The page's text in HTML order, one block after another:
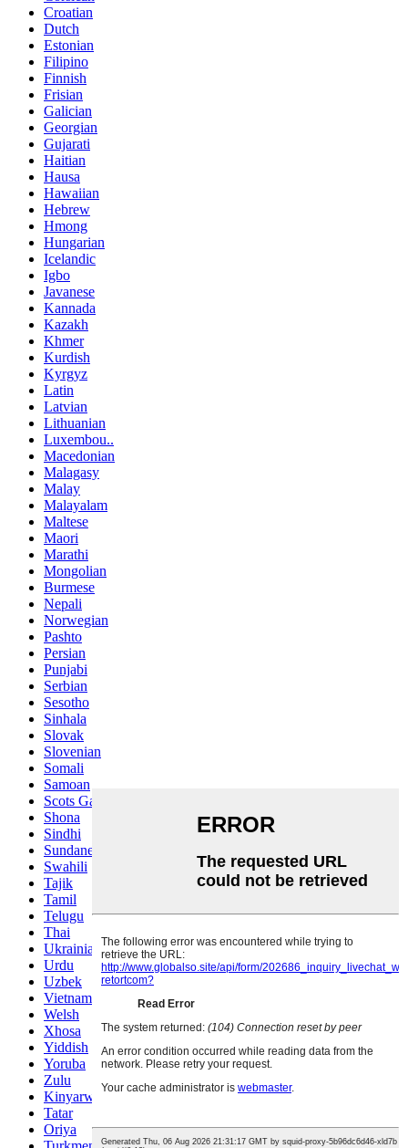
Croatian
Dutch
Estonian
Filipino
Finnish
Frisian
Galician
Georgian
Gujarati
Haitian
Hausa
Hawaiian
Hebrew
Hmong
Hungarian
Icelandic
Igbo
Javanese
Kannada
Kazakh
Khmer
Kurdish
Kyrgyz
Latin
Latvian
Lithuanian
Luxembou..
Macedonian
Malagasy
Malay
Malayalam
Maltese
Maori
Marathi
Mongolian
Burmese
Nepali
Norwegian
Pashto
Persian
Punjabi
Serbian
Sesotho
Sinhala
Slovak
Slovenian
Somali
Samoan
Scots Gaelic
Shona
Sindhi
Sundanese
Swahili
Tajik
Tamil
Telugu
Thai
Ukrainian
Urdu
Uzbek
Vietnamese
Welsh
Xhosa
Yiddish
Yoruba
Zulu
Kinyarwanda
Tatar
Oriya